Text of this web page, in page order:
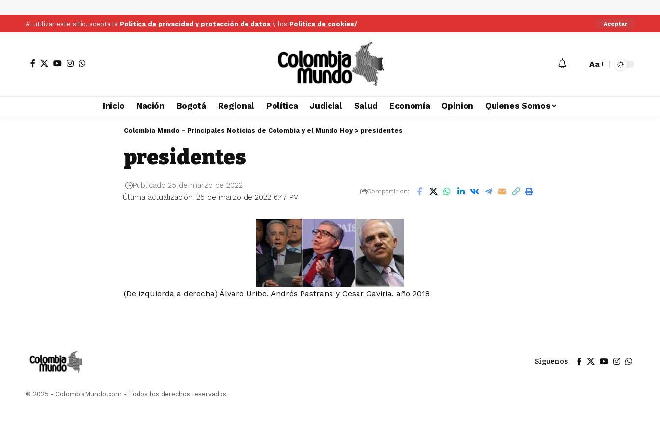
Al utilizar este sitio, acepta la Politica de privacidad y protección de datos y los Politica de cookies/ Aceptar
Aa
Inicio Nación Bogotá Regional Política Judicial Salud Economía Opinion Quienes Somos
Colombia Mundo - Principales Noticias de Colombia y el Mundo Hoy> presidentes
presidentes
Última actualización: 25 de marzo de 2022 6:47 PM
Publicado 25 de marzo de 2022
Compartir en:
(De izquierda a derecha) Álvaro Uribe, Andrés Pastrana y Cesar Gaviria, año 2018
Síguenos
© 2025 - ColombiaMundo.com - Todos los derechos reservados